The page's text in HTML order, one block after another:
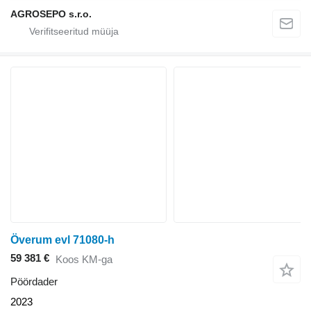
AGROSEPO s.r.o.
Överum evl 71080-h
59 381 € Koos KM-ga
Pöördader
2023